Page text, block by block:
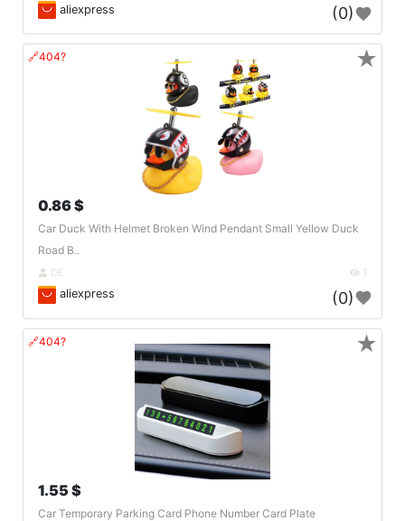
aliexpress (0)
🔗404?
0.86 $
Car Duck With Helmet Broken Wind Pendant Small Yellow Duck
Road B..
DE 1
aliexpress (0)
★
🔗404?
1.55 $
Car Temporary Parking Card Phone Number Card Plate
★